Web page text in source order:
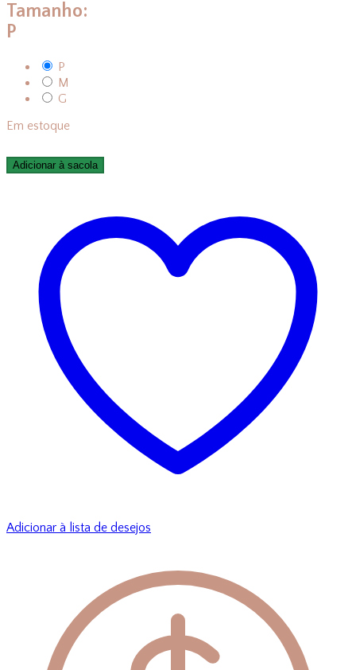
Tamanho:
P
P
M
G
Em estoque
Adicionar à sacola
Adicionar à lista de desejos